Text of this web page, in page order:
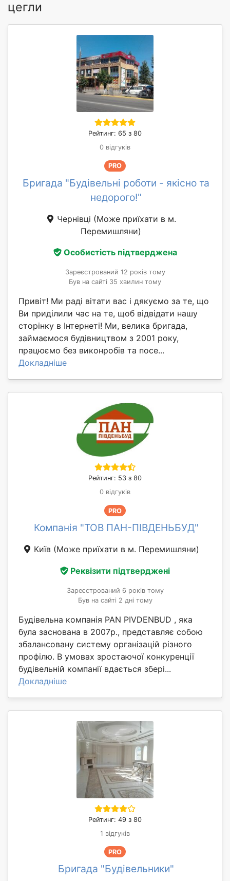
цегли
Рейтинг: 65 з 80
0 відгуків
PRO
Бригада "Будівельні роботи - якісно та
недорого!"
Чернівці (Може приїхати в м.
Перемишляни)
Особистість підтверджена
Зареєстрований 12 років тому
Був на сайті 35 хвилин тому
Привіт! Ми раді вітати вас і дякуємо за те, що
Ви приділили час на те, щоб відвідати нашу
сторінку в Інтернеті! Ми, велика бригада,
займаємося будівництвом з 2001 року,
працюємо без виконробів та посе...
Докладніше
Рейтинг: 53 з 80
0 відгуків
PRO
Компанія "ТОВ ПАН-ПІВДЕНЬБУД"
Київ (Може приїхати в м. Перемишляни)
Реквізити підтверджені
Зареєстрований 6 років тому
Був на сайті 2 дні тому
Будівельна компанія PAN PIVDENBUD , яка
була заснована в 2007р., представляє собою
збалансовану систему організацій різного
профілю. В умовах зростаючої конкуренції
будівельній компанії вдається збері...
Докладніше
Рейтинг: 49 з 80
1 відгуків
PRO
Бригада "Будівельники"